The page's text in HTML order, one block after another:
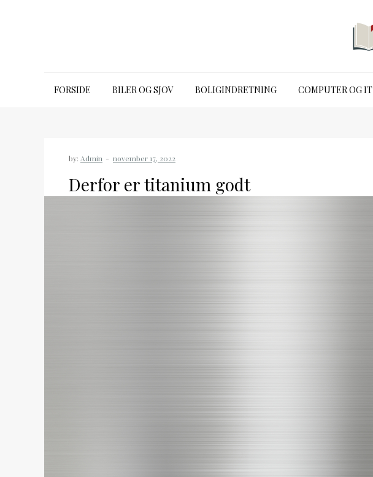
FORSIDE BILER OG SJOV BOLIGINDRETNING COMPUTER OG IT
by: Admin
Derfor er titanium godt